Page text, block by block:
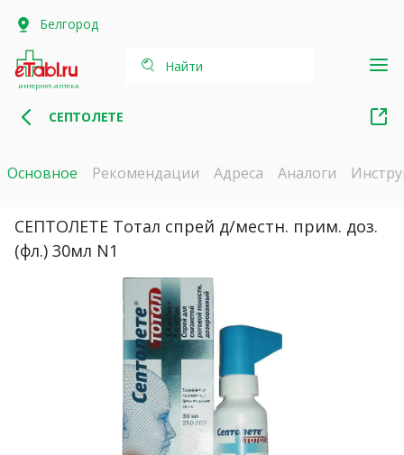
Белгород
интернет-аптека
Найти
СЕПТОЛЕТЕ
Основное Рекомендации Адреса Аналоги
СЕПТОЛЕТЕ Тотал спрей д/местн. прим. доз.
(фл.) 30мл N1